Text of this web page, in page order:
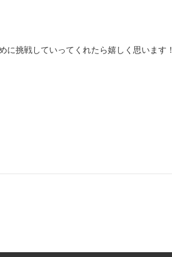
挑戦していってくれたら嬉しく思います！